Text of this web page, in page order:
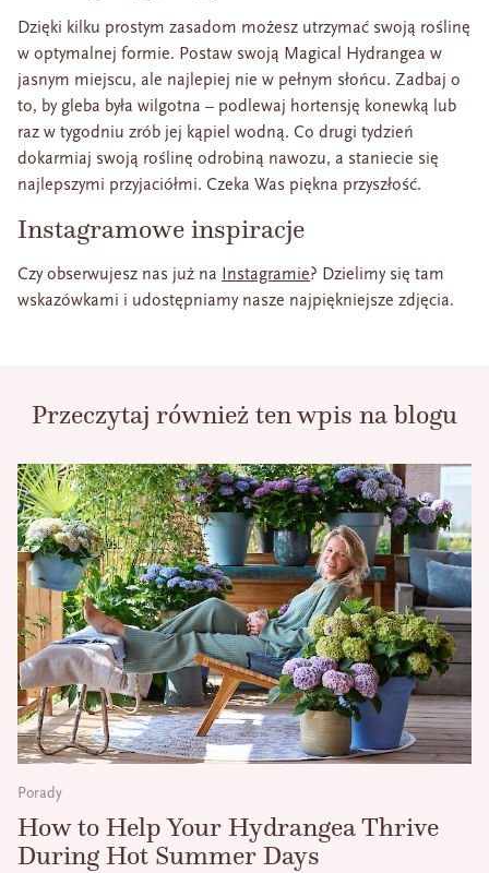
Dzięki kilku prostym zasadom możesz utrzymać swoją roślinę
w optymalnej formie. Postaw swoją Magical Hydrangea w
jasnym miejscu, ale najlepiej nie w pełnym słońcu. Zadbaj o
to, by gleba była wilgotna – podlewaj hortensję konewką lub
raz w tygodniu zrób jej kąpiel wodną. Co drugi tydzień
dokarmiaj swoją roślinę odrobiną nawozu, a staniecie się
najlepszymi przyjaciółmi. Czeka Was piękna przyszłość.
Instagramowe inspiracje
Czy obserwujesz nas już na Instagramie? Dzielimy się tam
wskazówkami i udostępniamy nasze najpiękniejsze zdjęcia.
Przeczytaj również ten wpis na blogu
Porady
How to Help Your Hydrangea Thrive
During Hot Summer Days